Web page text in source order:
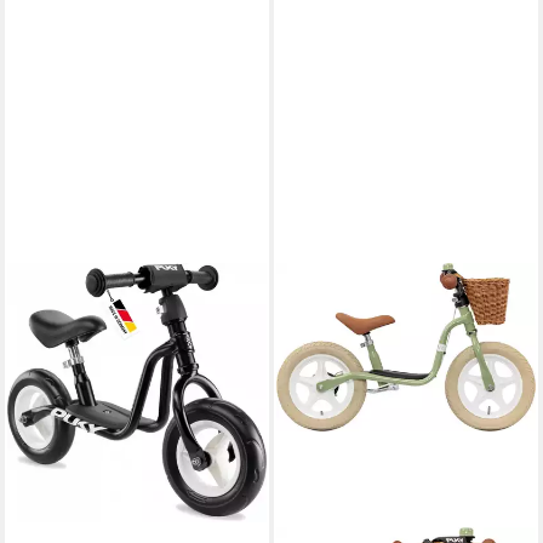
Laufrad Laufrad LR M 2+
Kinderfahrzeug
92,64 €
in 2-3 Werktagen bei dir